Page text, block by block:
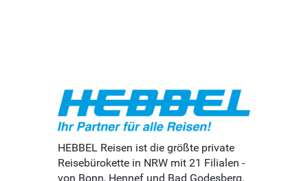
HEBBEL Reisen ist die größte private
Reisebürokette in NRW mit 21 Filialen -
von Bonn, Hennef und Bad Godesberg,